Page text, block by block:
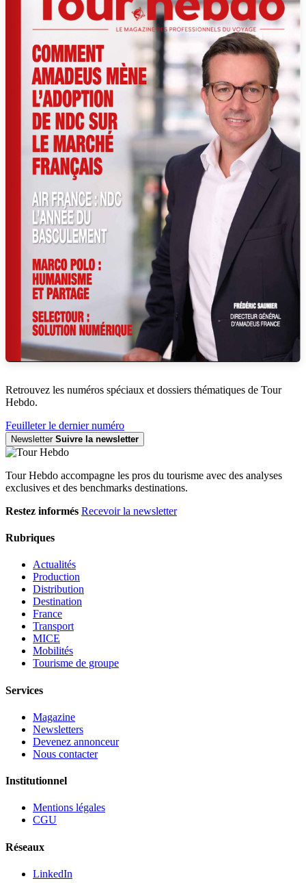
Retrouvez les numéros spéciaux et dossiers thématiques de Tour
Hebdo.
Feuilleter le dernier numéro
Newsletter Suivre la newsletter
Tour Hebdo accompagne les pros du tourisme avec des analyses
exclusives et des benchmarks destinations.
Restez informés Recevoir la newsletter
Rubriques
Actualités
Production
Distribution
Destination
France
Transport
MICE
Mobilités
Tourisme de groupe
Services
Magazine
Newsletters
Devenez annonceur
Nous contacter
Institutionnel
Mentions légales
CGU
Réseaux
LinkedIn